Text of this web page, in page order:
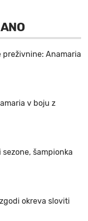
preživnine: Anamaria
v boju z
šampionka
okreva sloviti